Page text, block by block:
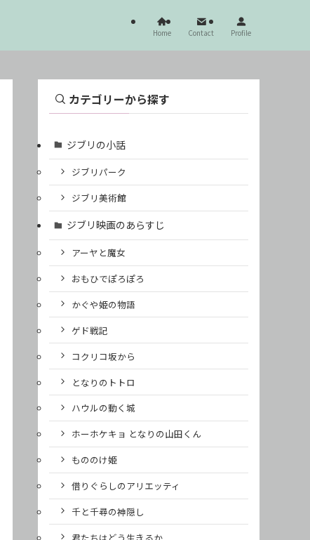
Home Contact Profile
カテゴリーから探す
ジブリの小話
ジブリパーク
ジブリ美術館
ジブリ映画のあらすじ
アーヤと魔女
おもひでぽろぽろ
かぐや姫の物語
ゲド戦記
コクリコ坂から
となりのトトロ
ハウルの動く城
ホーホケキョ となりの山田くん
もののけ姫
借りぐらしのアリエッティ
千と千尋の神隠し